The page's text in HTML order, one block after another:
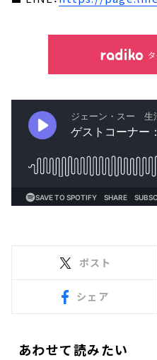
ポスト
シェア
あわせて読みたい